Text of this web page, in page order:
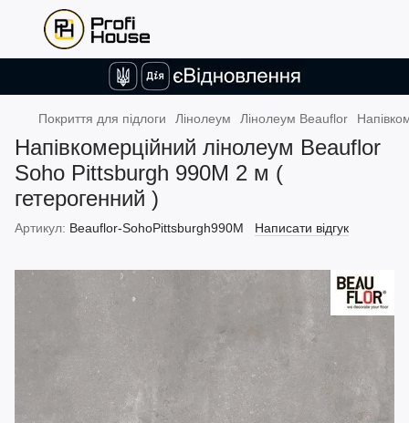
Покриття для підлоги Лінолеум Лінолеум Beauflor
Напівкомерційний лінолеум Beauflor
Soho Pittsburgh 990M 2 м (
гетерогенний )
Артикул: Beauflor-SohoPittsburgh990M Написати відгук